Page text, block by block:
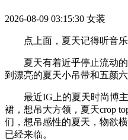
2026-08-09 03:15:30 女装
点上面，夏天记得听音乐
夏天有着近乎停止流动的
到漂亮的夏天小吊带和五颜
最近IG上的夏天时尚博主
裙，想吊大方领，夏天crop
们，想吊感性的夏天，物欲
已经来临。